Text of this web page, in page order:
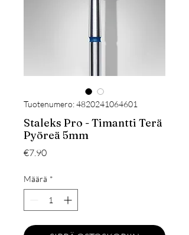
Tuotenumero: 4820241064601
Staleks Pro - Timantti Terä
Pyöreä 5mm
€7.90Hinta
Määrä *